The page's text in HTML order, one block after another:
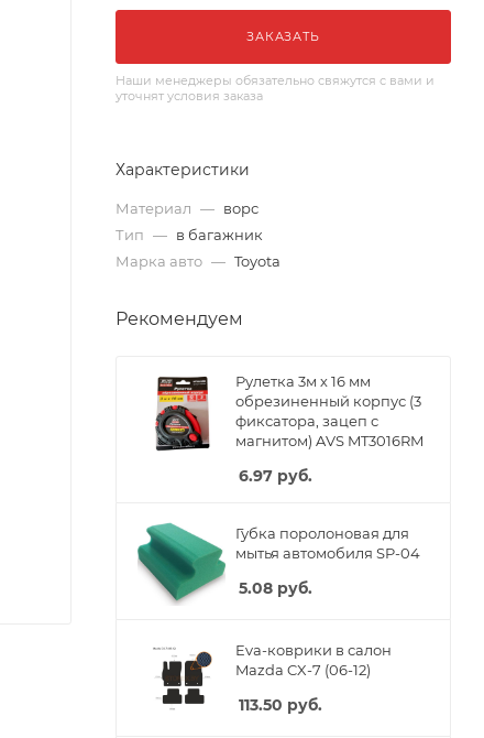
ЗАКАЗАТЬ
Наши менеджеры обязательно свяжутся с вами и
уточнят условия заказа
Характеристики
Материал — ворс
Тип — в багажник
Марка авто — Toyota
Рекомендуем
Рулетка 3м х 16 мм
обрезиненный корпус (3
фиксатора, зацеп с
магнитом) AVS MT3016RM
6.97 руб.
Губка поролоновая для
мытья автомобиля SP-04
5.08 руб.
Eva-коврики в салон
Mazda CX-7 (06-12)
113.50 руб.